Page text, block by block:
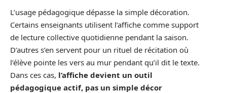
L’usage pédagogique dépasse la simple décoration.
Certains enseignants utilisent l’affiche comme support
de lecture collective quotidienne pendant la saison.
D’autres s’en servent pour un rituel de récitation où
l’élève pointe les vers au mur pendant qu’il dit le texte.
Dans ces cas, l’affiche devient un outil
pédagogique actif, pas un simple décor